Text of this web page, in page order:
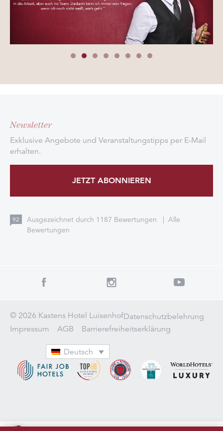
Newsletter
Exklusive Angebote und Veranstaltungstipps per E-Mail
erhalten.
JETZT ABONNIEREN
92 Ausgezeichnet durch 1187 Bewertungen | Alle
Bewertungen
© 2026 Kastens Hotel LuisenhofDatenschutzbelehrung
Impressum
AGB Barrierefreiheitserklärung
Deutsch